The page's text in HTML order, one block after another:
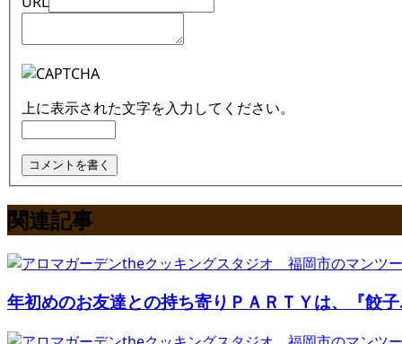
上に表示された文字を入力してください。
関連記事
年初めのお友達との持ち寄りＰＡＲＴＹは、『餃